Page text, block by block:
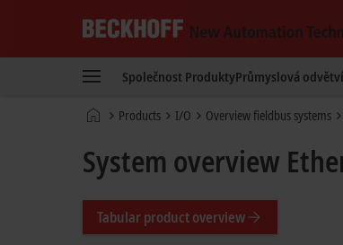
New
Technology
Společnost ProduktyPrůmyslová odvětví
DomovskáProducts I/O Overview fieldbus systems
System overview
Tabular product overview